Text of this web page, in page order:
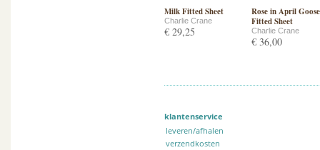
Milk Fitted Sheet
Charlie Crane
€ 29,25
Rose in April Goose
Fitted Sheet
Charlie Crane
€ 36,00
klantenservice
leveren/afhalen
verzendkosten